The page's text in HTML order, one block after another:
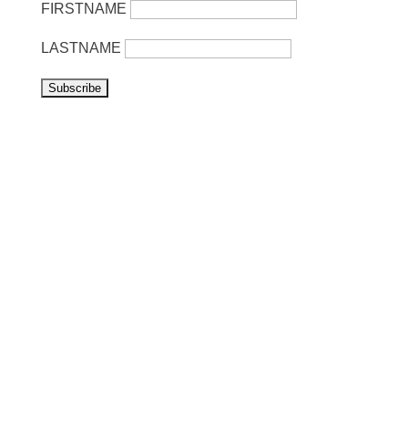
FIRSTNAME
LASTNAME